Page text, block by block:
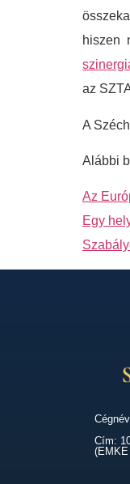
hiszen
az
A
Alábbi
Az
Egy
Cím: